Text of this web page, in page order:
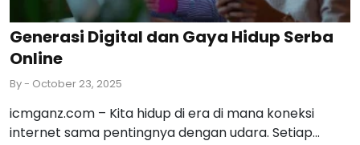
Generasi Digital dan Gaya Hidup Serba
Online
By- October 23, 2025
icmganz.com – Kita hidup di era di mana koneksi
internet sama pentingnya dengan udara. Setiap...